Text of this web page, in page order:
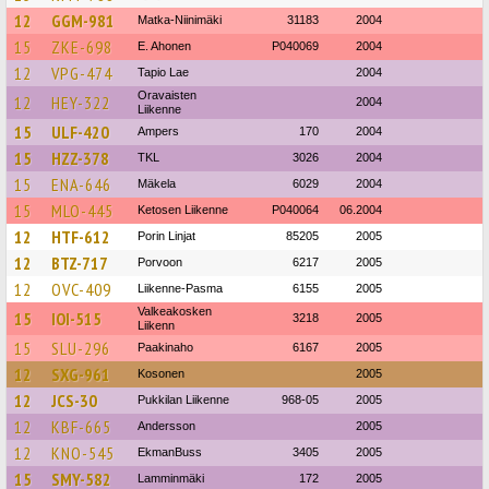
12 GGM-981 Matka-Niinimäki 31183 2004
15 ZKE-698 E. Ahonen P040069 2004
12 VPG-474 Tapio Lae 2004
12 HEY-322
Oravaisten
Liikenne
2004
15 ULF-420 Ampers 170 2004
15 HZZ-378 TKL 3026 2004
15 ENA-646 Mäkela 6029 2004
15 MLO-445 Ketosen Liikenne P040064 06.2004
12 HTF-612 Porin Linjat 85205 2005
12 BTZ-717 Porvoon 6217 2005
12 OVC-409 Liikenne-Pasma 6155 2005
15 IOI-515
Valkeakosken
Liikenn
3218 2005
15 SLU-296 Paakinaho 6167 2005
12 SXG-961 Kosonen 2005
12 JCS-30 Pukkilan Liikenne 968-05 2005
12 KBF-665 Andersson 2005
12 KNO-545 EkmanBuss 3405 2005
15 SMY-582 Lamminmäki 172 2005